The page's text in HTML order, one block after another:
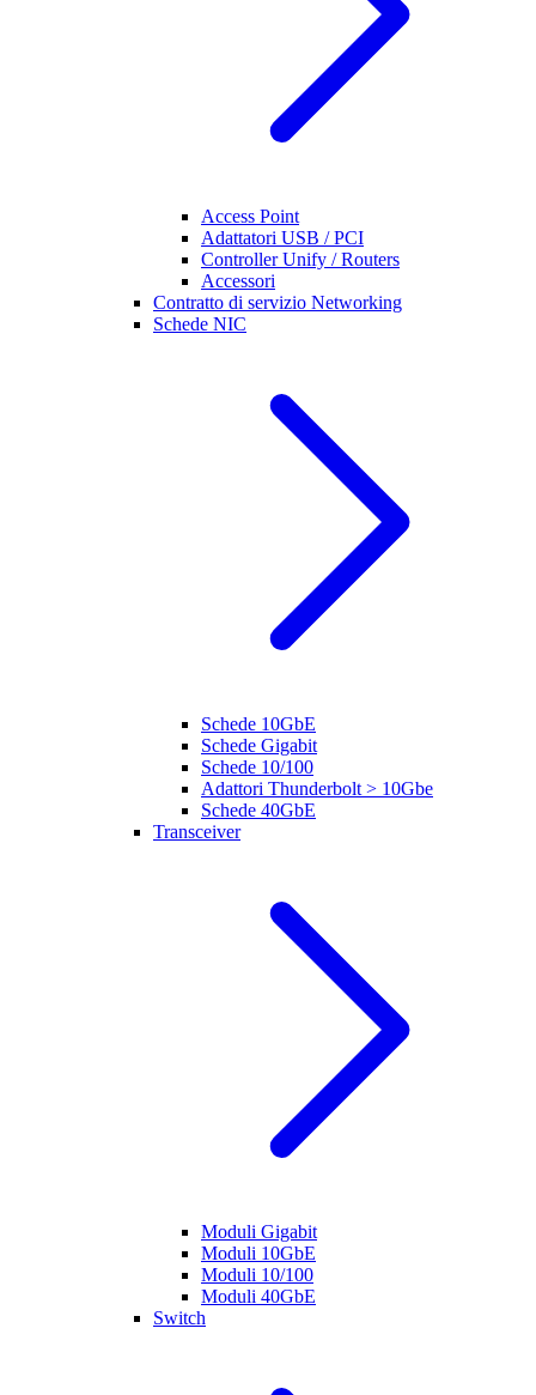
Access Point
Adattatori USB / PCI
Controller Unify / Routers
Accessori
Contratto di servizio Networking
Schede NIC
Schede 10GbE
Schede Gigabit
Schede 10/100
Adattori Thunderbolt > 10Gbe
Schede 40GbE
Transceiver
Moduli Gigabit
Moduli 10GbE
Moduli 10/100
Moduli 40GbE
Switch